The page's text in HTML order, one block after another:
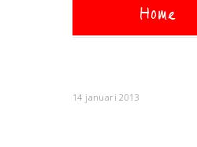
Home
14 januari 2013